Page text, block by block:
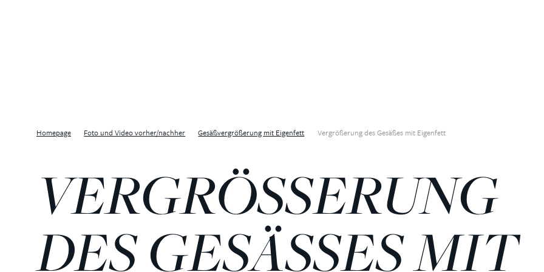
Homepage Foto und Video vorher/nachher Gesäßvergrößerung mit Eigenfett Vergrößerung des Gesäßes mit Eigenfett
VERGRÖSSERUNG D
ES GESÄSSES MIT EI